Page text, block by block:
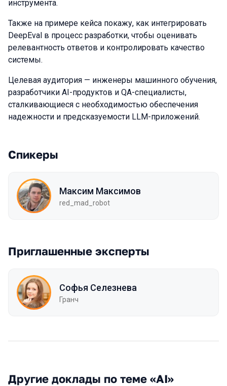
инструмента.
Также на примере кейса покажу, как интегрировать
DeepEval в процесс разработки, чтобы оценивать
релевантность ответов и контролировать качество
системы.
Целевая аудитория — инженеры машинного обучения,
разработчики AI-продуктов и QA-специалисты,
сталкивающиеся с необходимостью обеспечения
надежности и предсказуемости LLM-приложений.
Спикеры
Максим Максимов
red_mad_robot
Приглашенные эксперты
Софья Селезнева
Гранч
Другие доклады по теме «AI»